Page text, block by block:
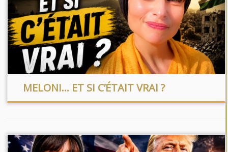
MELONI… ET SI C’ÉTAIT VRAI ?